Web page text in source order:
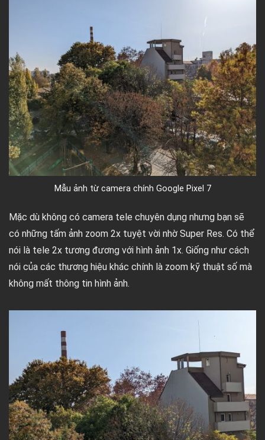
Mẫu ảnh từ camera chính Google Pixel 7
Mặc dù không có camera tele chuyên dụng nhưng bạn sẽ
có những tấm ảnh zoom 2x tuyệt vời nhờ Super Res. Có thể
nói là tele 2x tương đương với hình ảnh 1x. Giống như cách
nói của các thương hiệu khác chính là zoom kỹ thuật số mà
không mất thông tin hình ảnh.